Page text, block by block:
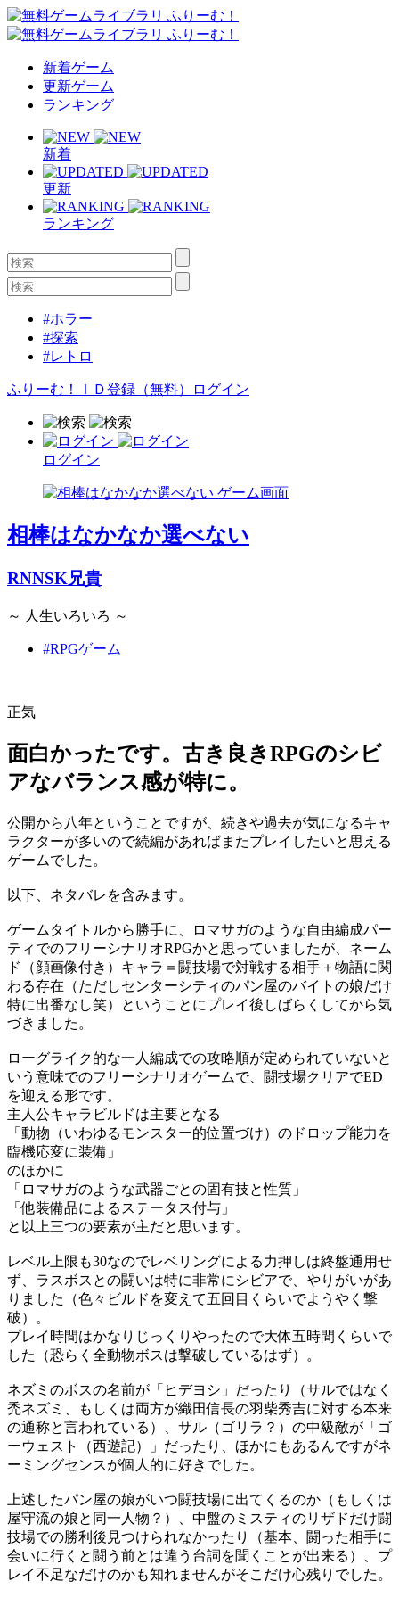
新着ゲーム
更新ゲーム
ランキング
新着
更新
ランキング
#ホラー
#探索
#レトロ
ふりーむ！ＩＤ登録（無料） ログイン
ログイン
相棒はなかなか選べない
RNNSK兄貴
～ 人生いろいろ ～
#RPGゲーム
正気
面白かったです。古き良きRPGのシビ
アなバランス感が特に。
公開から八年ということですが、続きや過去が気になるキャ
ラクターが多いので続編があればまたプレイしたいと思える
ゲームでした。
以下、ネタバレを含みます。
ゲームタイトルから勝手に、ロマサガのような自由編成パー
ティでのフリーシナリオRPGかと思っていましたが、ネーム
ド（顔画像付き）キャラ＝闘技場で対戦する相手＋物語に関
わる存在（ただしセンターシティのパン屋のバイトの娘だけ
特に出番なし笑）ということにプレイ後しばらくしてから気
づきました。
ローグライク的な一人編成での攻略順が定められていないと
いう意味でのフリーシナリオゲームで、闘技場クリアでED
を迎える形です。
主人公キャラビルドは主要となる
「動物（いわゆるモンスター的位置づけ）のドロップ能力を
臨機応変に装備」
のほかに
「ロマサガのような武器ごとの固有技と性質」
「他装備品によるステータス付与」
と以上三つの要素が主だと思います。
レベル上限も30なのでレベリングによる力押しは終盤通用せ
ず、ラスボスとの闘いは特に非常にシビアで、やりがいがあ
りました（色々ビルドを変えて五回目くらいでようやく撃
破）。
プレイ時間はかなりじっくりやったので大体五時間くらいで
した（恐らく全動物ボスは撃破しているはず）。
ネズミのボスの名前が「ヒデヨシ」だったり（サルではなく
禿ネズミ、もしくは両方が織田信長の羽柴秀吉に対する本来
の通称と言われている）、サル（ゴリラ？）の中級敵が「ゴ
ーウェスト（西遊記）」だったり、ほかにもあるんですがネ
ーミングセンスが個人的に好きでした。
上述したパン屋の娘がいつ闘技場に出てくるのか（もしくは
屋守流の娘と同一人物？）、中盤のミスティのリザドだけ闘
技場での勝利後見つけられなかったり（基本、闘った相手に
会いに行くと闘う前とは違う台詞を聞くことが出来る）、プ
レイ不足なだけのかも知れませんがそこだけ心残りでした。